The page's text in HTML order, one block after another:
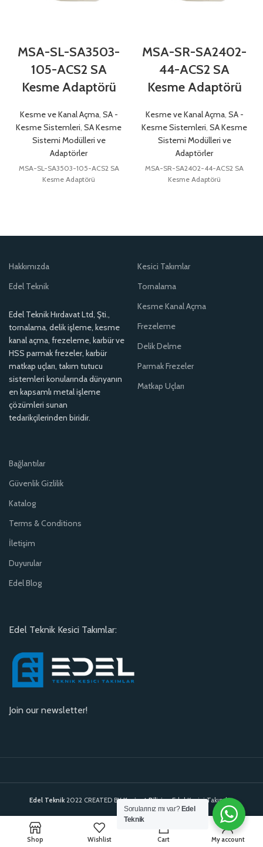
MSA-SL-SA3503-
105-ACS2 SA
Kesme Adaptörü
Kesme ve Kanal Açma, SA -
Kesme Sistemleri, SA Kesme
Sistemi Modülleri ve
Adaptörler
MSA-SL-SA3503-105-ACS2 SA
Kesme Adaptörü
MSA-SR-SA2402-
44-ACS2 SA
Kesme Adaptörü
Kesme ve Kanal Açma, SA -
Kesme Sistemleri, SA Kesme
Sistemi Modülleri ve
Adaptörler
MSA-SR-SA2402-44-ACS2 SA
Kesme Adaptörü
Hakkımızda
Edel Teknik
Edel Teknik Hırdavat Ltd, Şti.,
tornalama, delik işleme, kesme
kanal açma, frezeleme, karbür ve
HSS parmak frezeler, karbür
matkap uçları, takım tutucu
sistemleri konularında dünyanın
en kapsamlı metal işleme
çözümleri sunan
tedarikçilerinden biridir.
Kesici Takımlar
Tornalama
Kesme Kanal Açma
Frezeleme
Delik Delme
Parmak Frezeler
Matkap Uçları
Bağlantılar
Güvenlik Gizlilik
Katalog
Terms & Conditions
İletişim
Duyurular
Edel Blog
Edel Teknik Kesici Takımlar:
Join our newsletter!
Edel Teknik 2022 CREATED BYKavinet Bilişim. Edel Kesici Takımlar.
Sorularınız mı var? Edel
Teknik
Shop Wishlist Cart My account